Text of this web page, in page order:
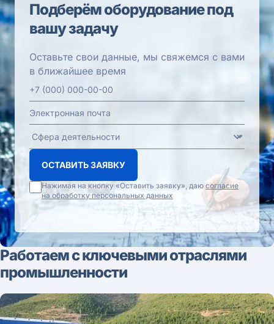
Подберём оборудование под
вашу задачу
Оставьте свои данные, мы свяжемся с вами
в ближайшее время
ОСТАВИТЬ ЗАЯВКУ
Нажимая на кнопку «Оставить заявку», даю согласие
на обработку персональных данных
Работаем с ключевыми отраслями
промышленности